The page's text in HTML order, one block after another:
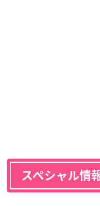
スペシャル情